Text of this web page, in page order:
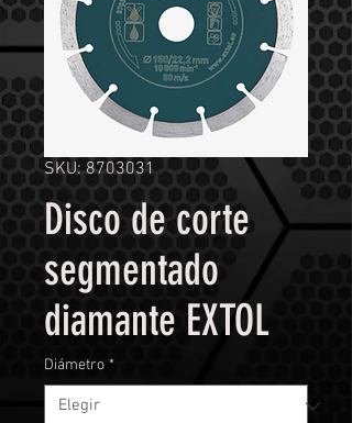
SKU: 8703031
Disco de corte
segmentado
diamante EXTOL
Diámetro *